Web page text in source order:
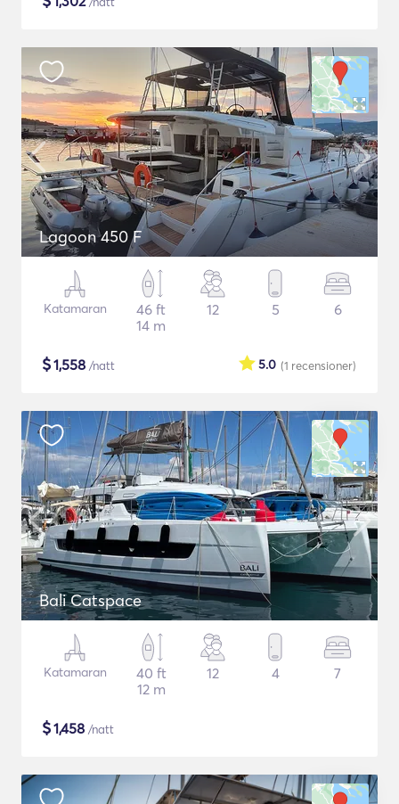
Lagoon 450 F
Katamaran
46 ft
14 m
12 5 6
$1,558 /natt (1 recensioner)
5.0
Bali Catspace
Katamaran
40 ft
12 m
12 4 7
$1,458 /natt